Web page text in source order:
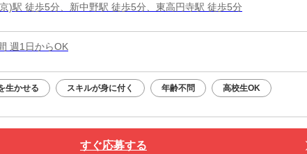
)駅 徒歩5分、新中野駅 徒歩5分、東高円寺駅 徒歩5分
週1日からOK
生かせる スキルが身に付く 年齢不問 高校生OK
すぐ応募する